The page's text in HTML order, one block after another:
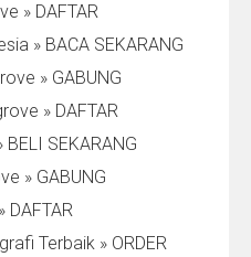
» DAFTAR
» BACA SEKARANG
» GABUNG
» DAFTAR
SEKARANG
» GABUNG
DAFTAR
Terbaik » ORDER